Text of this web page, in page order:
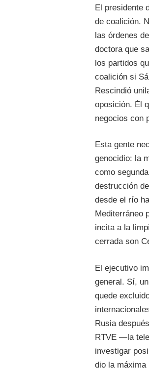
El presidente
de coalición.
las órdenes
doctora que
los partidos
coalición si
Rescindió
oposición. Él
negocios con
Esta gente
genocidio: la
como
destrucción
desde el río
Mediterráneo
incita a la
cerrada son
El ejecutivo
general. Sí,
quede
Rusia
RTVE —la
investigar
dio la